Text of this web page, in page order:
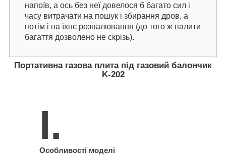
напоїв, а ось без неї довелося б багато сил і
часу витрачати на пошук і збирання дров, а
потім і на їхнє розпалювання (до того ж палити
багаття дозволено не скрізь).
Портативна газова плита під газовий балончик
K-202
I.
Особливості моделі